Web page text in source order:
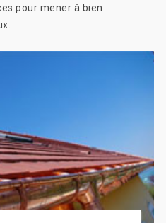
pour mener à bien